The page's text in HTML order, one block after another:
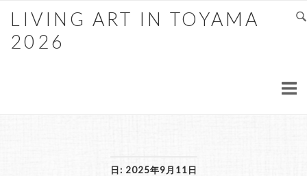
LIVING ART IN TOYAMA
2026
日: 2025年9月11日